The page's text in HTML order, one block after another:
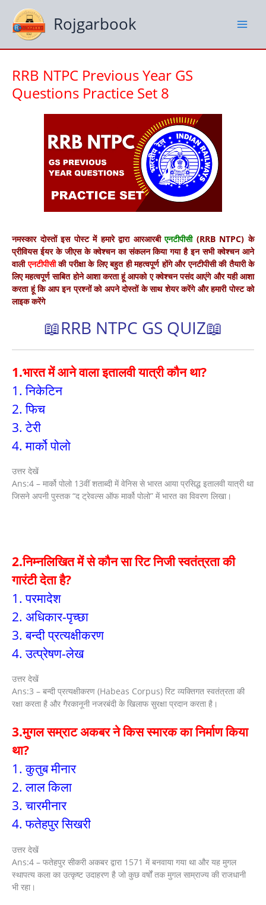
content
Rojgarbook
RRB NTPC Previous Year GS
Questions Practice Set 8
नमस्कार दोस्तों इस पोस्ट में हमारे द्वारा आरआरबीएनटीपीसी(RRB NTPC) के
प्रीवियस ईयर के जीएस के क्वेश्चन का संकलन किया गया है इन सभी क्वेश्चन आने
वालीएनटीपीसीकी परीक्षा के लिए बहुत ही महत्वपूर्ण होंगे और एनटीपीसी की तैयारी के
लिए महत्वपूर्ण साबित होने आशा करता हूं आपको ए क्वेश्चन पसंद आएंगे और यही आशा
करता हूं कि आप इन प्रश्नों को अपने दोस्तों के साथ शेयर करेंगे और हमारी पोस्ट को
लाइक करेंगे
📖RRB NTPC GS QUIZ📖
1.भारत में आने वाला इतालवी यात्री कौन था?
1. निकेटिन
2. फिच
3. टेरी
4. मार्को पोलो
उत्तर देखें
Ans:4 – मार्को पोलो 13वीं शताब्दी में वेनिस से भारत आया प्रसिद्ध इतालवी यात्री था
जिसने अपनी पुस्तक “द ट्रेवल्स ऑफ मार्को पोलो” में भारत का विवरण लिखा।
2.निम्नलिखित में से कौन सा रिट निजी स्वतंत्रता की
गारंटी देता है?
1. परमादेश
2. अधिकार-पृच्छा
3. बन्दी प्रत्यक्षीकरण
4. उत्प्रेषण-लेख
उत्तर देखें
Ans:3 – बन्दी प्रत्यक्षीकरण (Habeas Corpus) रिट व्यक्तिगत स्वतंत्रता की
रक्षा करता है और गैरकानूनी नजरबंदी के खिलाफ सुरक्षा प्रदान करता है।
3.मुगल सम्राट अकबर ने किस स्मारक का निर्माण किया
था?
1. कुतुब मीनार
2. लाल किला
3. चारमीनार
4. फतेहपुर सिखरी
उत्तर देखें
Ans:4 – फतेहपुर सीकरी अकबर द्वारा 1571 में बनवाया गया था और यह मुगल
स्थापत्य कला का उत्कृष्ट उदाहरण है जो कुछ वर्षों तक मुगल साम्राज्य की राजधानी
भी रहा।